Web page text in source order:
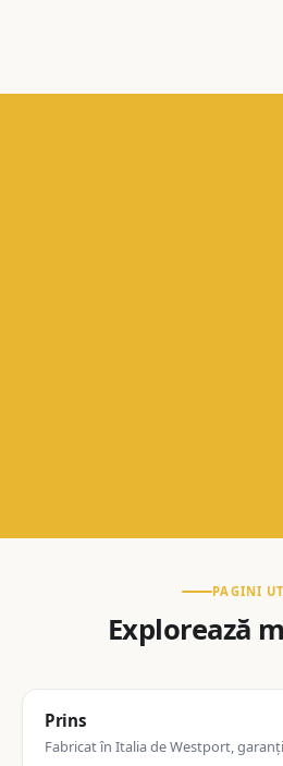
PAGINI
Explorează
Prins
Fabricat în Italia de Westport,